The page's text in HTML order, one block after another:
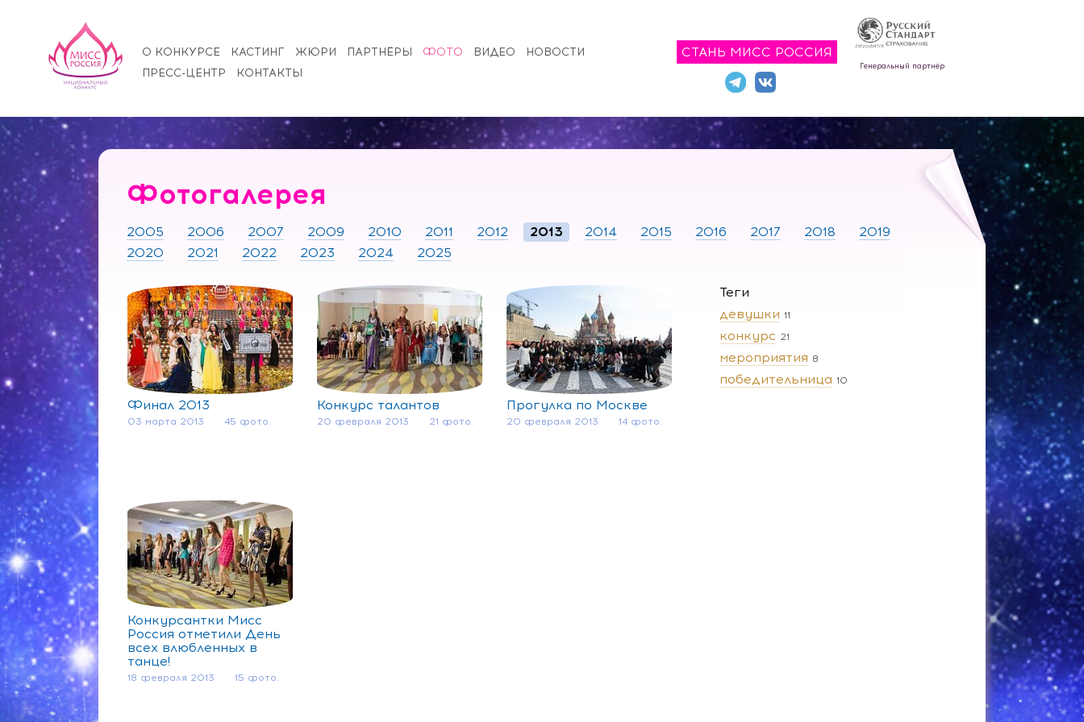
О КОНКУРСЕ КАСТИНГ ЖЮРИ ПАРТНЁРЫ ФОТО ВИДЕО
НОВОСТИ
ПРЕСС-ЦЕНТР
КОНТАКТЫ
СТАНЬ МИСС РОССИЯ
Генеральный партнёр
Фотогалерея
2005 2006 2007 2009 2010 2011 2012 2013 2014 2015 2016 2017 2018
2019
2020
2021 2022 2023 2024 2025
Теги
девушки 11
конкурс 21
мероприятия 8
победительница 10
Финал 2013
03 марта 2013 45 фото.
Конкурс талантов
20 февраля 2013 21 фото.
Прогулка по Москве
20 февраля 2013 14 фото.
Конкурсантки Мисс
Россия отметили День
всех влюбленных в
танце!
18 февраля 2013 15 фото.